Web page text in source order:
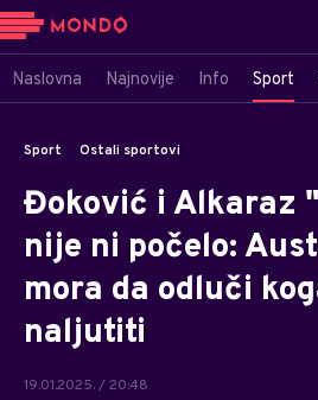
Naslovna Najnovije Info Sport
Sport Ostali sportovi
Đoković i Alkaraz
nije ni počelo:
mora da odluči
naljutiti
19.01.2025. / 20:48